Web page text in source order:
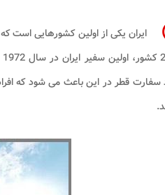
ایران یکی از اولین کشورهایی است
سفارت قطر در این باعث می شود که